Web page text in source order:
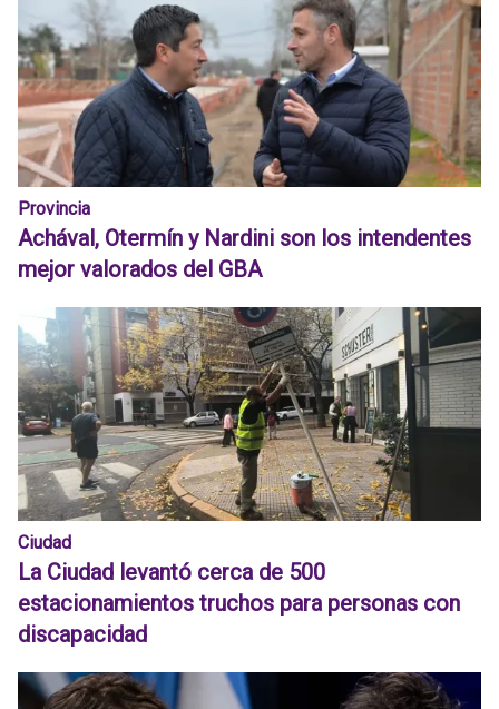
Provincia
Achával, Otermín y Nardini son los intendentes
mejor valorados del GBA
Ciudad
La Ciudad levantó cerca de 500
estacionamientos truchos para personas con
discapacidad